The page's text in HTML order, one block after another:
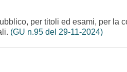
per titoli ed esami, per la
(GU n.95 del 29-11-2024)